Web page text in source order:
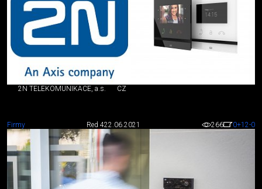
2N TELEKOMUNIKACE, a.s. CZ
Firmy Red 422.06.2021 266 0+12-0